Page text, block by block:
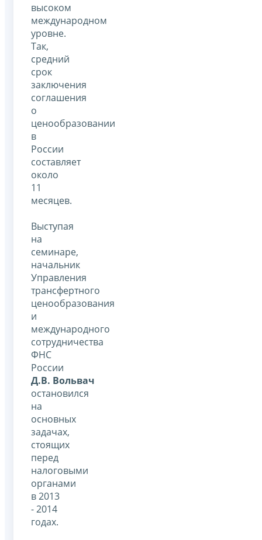
высоком
международном
уровне.
Так,
средний
срок
заключения
соглашения
о
ценообразовании
в
России
составляет
около
11
месяцев.
Выступая
на
семинаре,
начальник
Управления
трансфертного
ценообразования
и
международного
сотрудничества
ФНС
России
Д.В. Вольвач
остановился
на
основных
задачах,
стоящих
перед
налоговыми
органами
в 2013
- 2014
годах.